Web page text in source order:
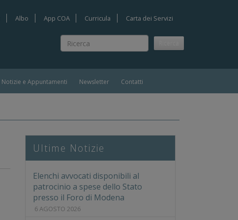
Ricerca
Albo App COA Curricula Carta dei Servizi
Notizie e Appuntamenti Newsletter Contatti
Ultime Notizie
Elenchi avvocati disponibili al
patrocinio a spese dello Stato
presso il Foro di Modena
6 AGOSTO 2026